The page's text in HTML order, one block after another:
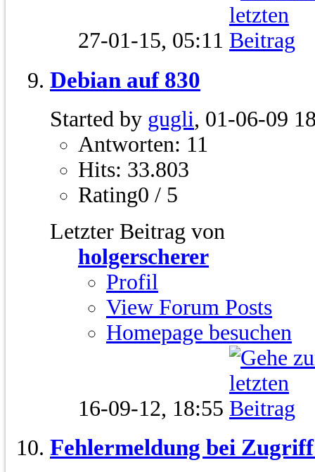
27-01-15, 05:11
Debian auf 830
Started by gugli, 01-06-09
Antworten: 11
Hits: 33.803
Rating0 / 5
Letzter Beitrag von
holgerscherer
Profil
View Forum Posts
Homepage besuchen
16-09-12, 18:55
Fehlermeldung bei